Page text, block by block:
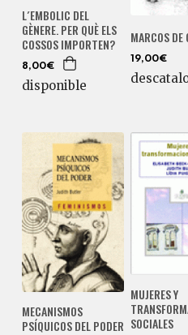
L´EMBOLIC DEL
GÈNERE. PER QUÈ ELS
COSSOS IMPORTEN?
8,00€
disponible
MARCOS DE
19,00€
MECANISMOS
PSÍQUICOS DEL PODER
MUJERES Y
SOCIALES